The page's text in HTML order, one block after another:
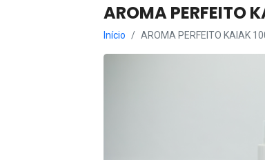
AROMA PERFEITO
Início AROMA PERFEITO KAIAK